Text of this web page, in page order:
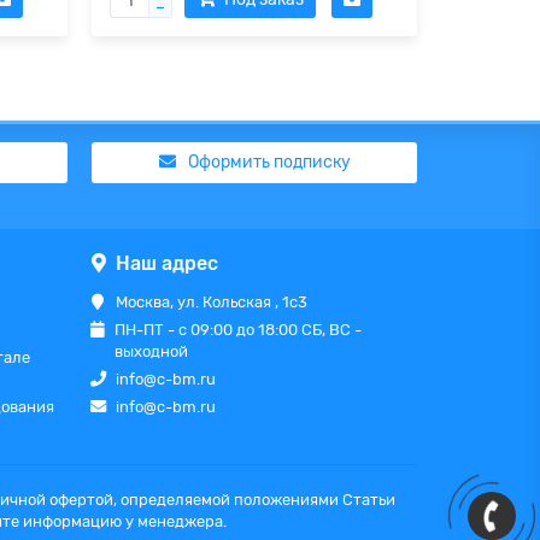
Оформить подписку
Наш адрес
Москва, ул. Кольская , 1с3
ПН-ПТ - с 09:00 до 18:00 СБ, ВС -
выходной
info@c-bm.ru
info@c-bm.ru
офертой, определяемой положениями Статьи
информацию у менеджера.